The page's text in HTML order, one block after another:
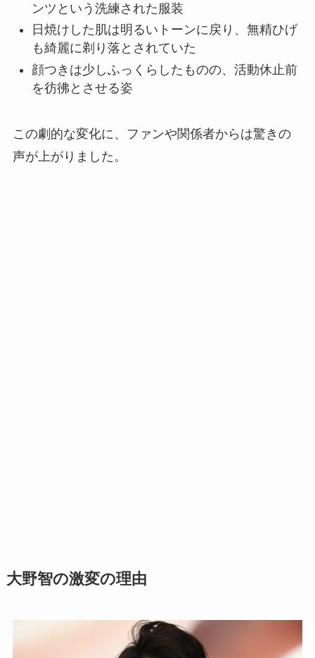
ンツという洗練された服装
日焼けした肌は明るいトーンに戻り、無精ひげ
も綺麗に剃り落とされていた
顔つきは少しふっくらしたものの、活動休止前
を彷彿とさせる姿
この劇的な変化に、ファンや関係者からは驚きの
声が上がりました。
大野智の激変の理由